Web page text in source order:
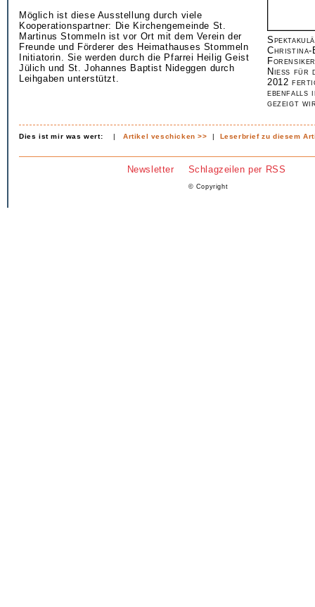
Christina-
Niess für
2012
ebenfalls
gezeigt
Möglich ist diese Ausstellung durch viele
Kooperationspartner: Die Kirchengemeinde St.
Martinus Stommeln ist vor Ort mit dem Verein der
Freunde und Förderer des Heimathauses Stommeln
Initiatorin. Sie werden durch die Pfarrei Heilig Geist
Jülich und St. Johannes Baptist Nideggen durch
Leihgaben unterstützt.
Dies ist mir was wert: |Artikel veschicken >> | Leserbrief zu diesem
Newsletter Schlagzeilen per RSS
© Copyright